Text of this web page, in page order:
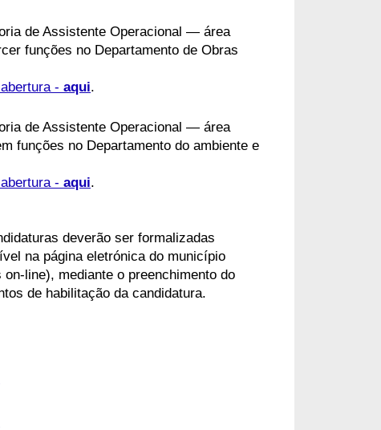
de Assistente Operacional — área
funções no Departamento de Obras
- aqui.
de Assistente Operacional — área
funções no Departamento do ambiente e
- aqui.
deverão ser formalizadas
na página eletrónica do município
line), mediante o preenchimento do
de habilitação da candidatura.